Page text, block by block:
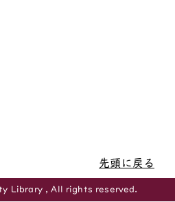
先頭に戻る
Library , All rights reserved.